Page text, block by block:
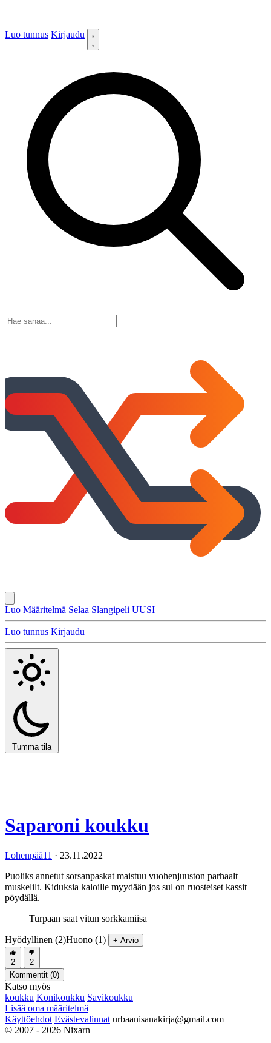
Luo tunnus Kirjaudu
Luo Määritelmä Selaa Slangipeli UUSI
Luo tunnus Kirjaudu
Tumma tila
Saparoni koukku
Lohenpää11 · 23.11.2022
Puoliks annetut sorsanpaskat maistuu vuohenjuuston parhaalt
muskelilt. Kiduksia kaloille myydään jos sul on ruosteiset kassit
pöydällä.
Turpaan saat vitun sorkkamiisa
Hyödyllinen (2)Huono (1) + Arvio
2
2
Kommentit (0)
Katso myös
koukku Konikoukku Savikoukku
Lisää oma määritelmä
Käyttöehdot Evästevalinnat urbaanisanakirja@gmail.com
© 2007 - 2026 Nixarn